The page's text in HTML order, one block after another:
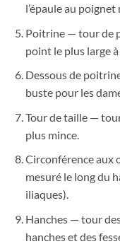
l’épaule au
Poitrine — tour de
point le plus large
Dessous de
buste pour les
Tour de taille —
plus mince.
Circonférence aux
mesuré le long du
iliaques).
Hanches — tour
hanches et des